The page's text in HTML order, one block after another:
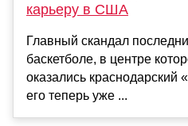
карьеру в США
Главный скандал
баскетболе, в центре
оказались краснодарский
его теперь уже ...